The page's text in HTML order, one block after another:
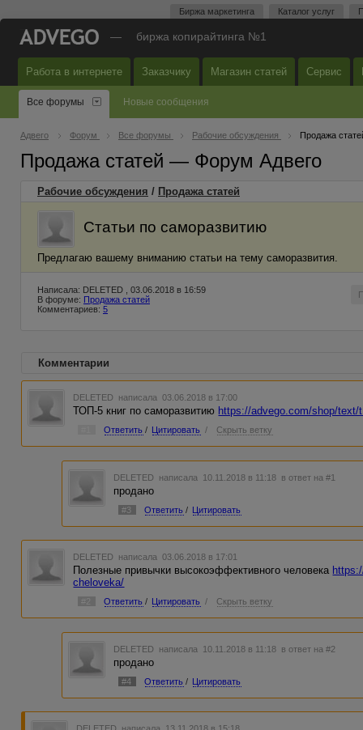
Биржа маркетинга Каталог услуг
— биржа копирайтинга №1
Работа в интернете Заказчику Магазин статей Сервис
Все форумы Новые сообщения
Адвего Форум Все форумы Рабочие обсуждения Продажа
Продажа статей — Форум Адвего
Рабочие обсуждения / Продажа статей
Статьи по саморазвитию
Предлагаю вашему вниманию статьи на тему саморазвития.
Написала: DELETED , 03.06.2018 в 16:59
В форуме: Продажа статей
Комментариев: 5
Комментарии
DELETED написала 03.06.2018 в 17:00
ТОП-5 книг по саморазвитию https://advego.com/shop/
Ответить / Цитировать / Скрыть ветку
DELETED написала 10.11.2018 в 11:18 в ответ на #1
продано
#3 Ответить / Цитировать
DELETED написала 03.06.2018 в 17:01
Полезные привычки высокоэффективного человека
cheloveka/
#2 Ответить / Цитировать / Скрыть ветку
DELETED написала 10.11.2018 в 11:18 в ответ на #2
продано
#4 Ответить / Цитировать